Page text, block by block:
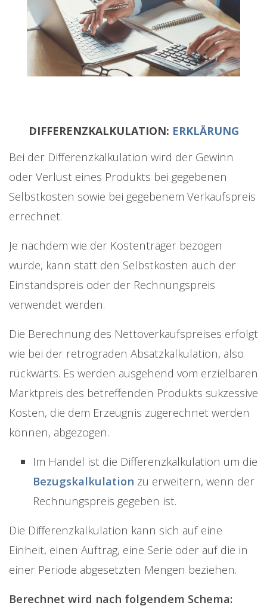
DIFFERENZKALKULATION: ERKLÄRUNG
Bei der Differenzkalkulation wird der Gewinn
oder Verlust eines Produkts bei gegebenen
Selbstkosten sowie bei gegebenem Verkaufspreis
errechnet.
Je nachdem wie der Kostenträger bezogen
wurde, kann statt den Selbstkosten auch der
Einstandspreis oder der Rechnungspreis
verwendet werden.
Die Berechnung des Nettoverkaufspreises erfolgt
wie bei der retrograden Absatzkalkulation, also
rückwärts. Es werden ausgehend vom erzielbaren
Marktpreis des betreffenden Produkts sukzessive
Kosten, die dem Erzeugnis zugerechnet werden
können, abgezogen.
Im Handel ist die Differenzkalkulation um die
Bezugskalkulation zu erweitern, wenn der
Rechnungspreis gegeben ist.
Die Differenzkalkulation kann sich auf eine
Einheit, einen Auftrag, eine Serie oder auf die in
einer Periode abgesetzten Mengen beziehen.
Berechnet wird nach folgendem Schema: